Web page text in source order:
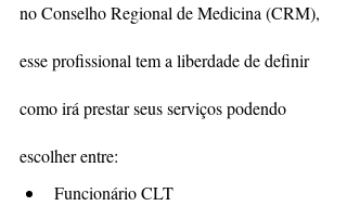
no Conselho Regional de Medicina (CRM),
esse profissional tem a liberdade de definir
como irá prestar seus serviços podendo
escolher entre:
Funcionário CLT